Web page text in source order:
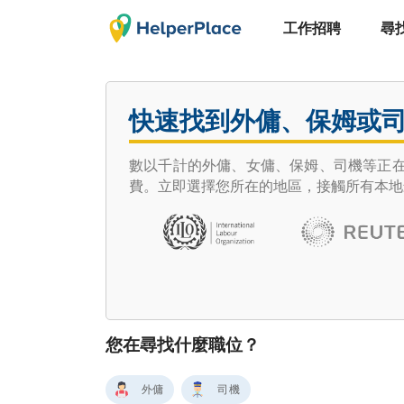
工作招聘 尋
快速找到外傭、保姆或
數以千計的外傭、女傭、保姆、司機等正
費。立即選擇您所在的地區，接觸所有本
您在尋找什麼職位？
外傭 司機